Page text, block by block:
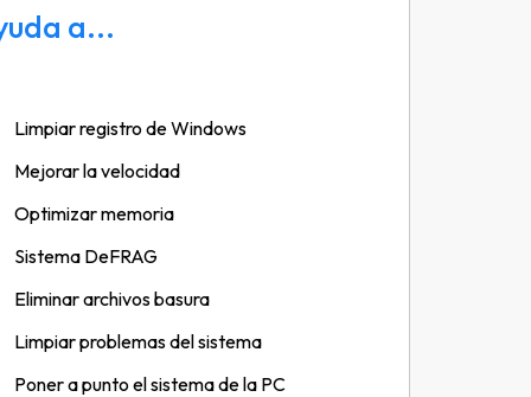
a...
Limpiar registro de Windows
Mejorar la velocidad
Optimizar memoria
Sistema DeFRAG
Eliminar archivos basura
Limpiar problemas del sistema
Poner a punto el sistema de la PC